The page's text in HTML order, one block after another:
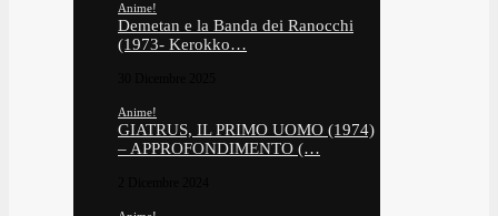
Anime!
Demetan e la Banda dei Ranocchi
(1973- Kerokko…
Anime!
GIATRUS, IL PRIMO UOMO (1974)
– APPROFONDIMENTO (…